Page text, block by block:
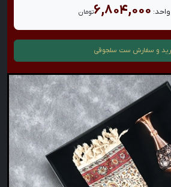
۶,۸۰۴,۰۰۰تومان
و سفارش ست سلجوقی